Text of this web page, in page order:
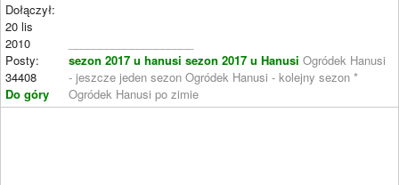
Dołączył:
20 lis
2010
Posty:
34408
Do góry
sezon 2017 u hanusi sezon 2017 u Hanusi Ogródek Hanusi
- jeszcze jeden sezon Ogródek Hanusi - kolejny sezon *
Ogródek Hanusi po zimie